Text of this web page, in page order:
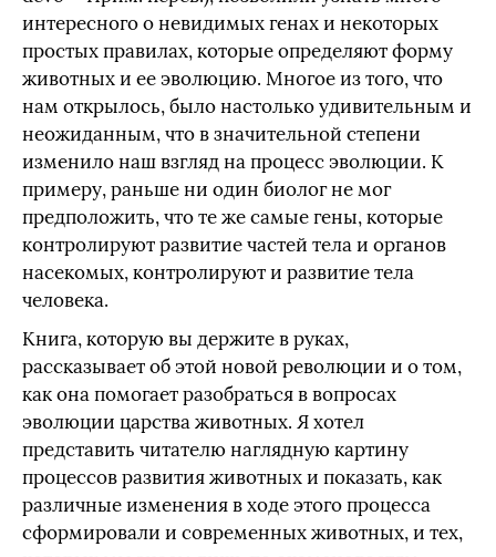
интересного о невидимых генах и некоторых
простых правилах, которые определяют форму
животных и ее эволюцию. Многое из того, что
нам открылось, было настолько удивительным и
неожиданным, что в значительной степени
изменило наш взгляд на процесс эволюции. К
примеру, раньше ни один биолог не мог
предположить, что те же самые гены, которые
контролируют развитие частей тела и органов
насекомых, контролируют и развитие тела
человека.
Книга, которую вы держите в руках,
рассказывает об этой новой революции и о том,
как она помогает разобраться в вопросах
эволюции царства животных. Я хотел
представить читателю наглядную картину
процессов развития животных и показать, как
различные изменения в ходе этого процесса
сформировали и современных животных, и тех,